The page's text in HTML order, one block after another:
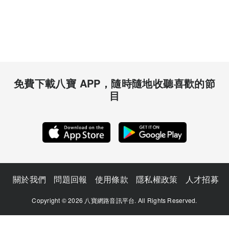
免費下載八寶 APP，隨時隨地收聽喜歡的節
目
關於我們 問題回報 使用條款 隱私權政策 人才招募
Copyright © 2026 八寶網路音訊平台. All Rights Reserved.